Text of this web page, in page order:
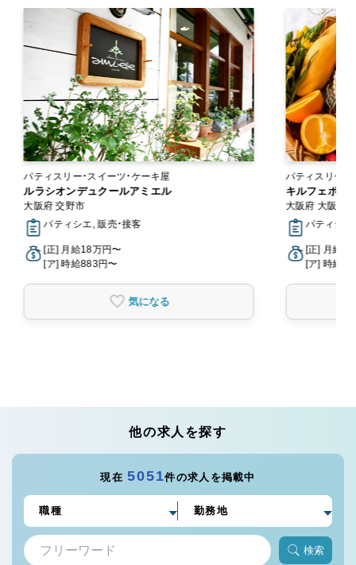
パティスリー・スイーツ・ケーキ屋
ルラシオンデュクールアミエル
大阪府 交野市
パティシエ, 販売・接客
[正] 月給18万円〜
[ア] 時給883円〜
気になる
パティスリー・
キルフェボン
大阪府 大阪市
パティシエ
[正] 月給
[ア] 時給
他の求人を探す
現在5051件の求人を掲載中
検索